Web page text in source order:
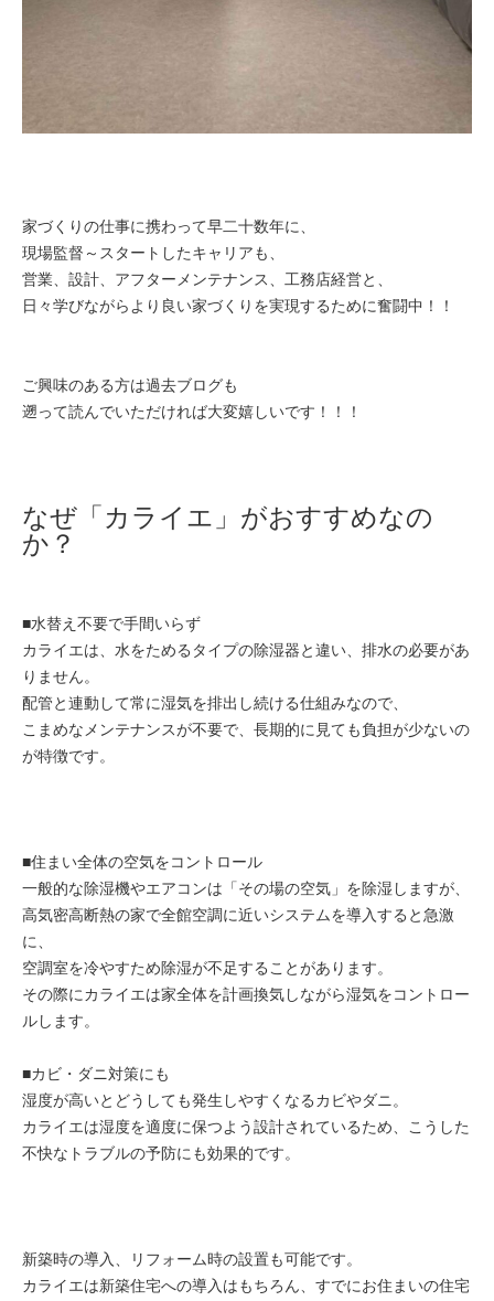
家づくりの仕事に携わって早二十数年に、
現場監督～スタートしたキャリアも、
営業、設計、アフターメンテナンス、工務店経営と、
日々学びながらより良い家づくりを実現するために奮闘中！！
ご興味のある方は過去ブログも
遡って読んでいただければ大変嬉しいです！！！
なぜ「カライエ」がおすすめなの
か？
■水替え不要で手間いらず
カライエは、水をためるタイプの除湿器と違い、排水の必要があ
りません。
配管と連動して常に湿気を排出し続ける仕組みなので、
こまめなメンテナンスが不要で、長期的に見ても負担が少ないの
が特徴です。
■住まい全体の空気をコントロール
一般的な除湿機やエアコンは「その場の空気」を除湿しますが、
高気密高断熱の家で全館空調に近いシステムを導入すると急激
に、
空調室を冷やすため除湿が不足することがあります。
その際にカライエは家全体を計画換気しながら湿気をコントロー
ルします。
■カビ・ダニ対策にも
湿度が高いとどうしても発生しやすくなるカビやダニ。
カライエは湿度を適度に保つよう設計されているため、こうした
不快なトラブルの予防にも効果的です。
新築時の導入、リフォーム時の設置も可能です。
カライエは新築住宅への導入はもちろん、すでにお住まいの住宅